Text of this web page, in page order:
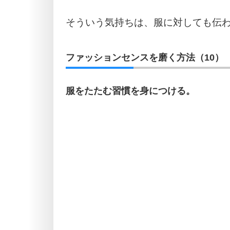
そういう気持ちは、服に対しても伝
ファッションセンスを磨く方法（10）
服をたたむ習慣を身につける。